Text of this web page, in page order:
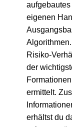
eigenen
Risiko-
der
ermittelt.
erhältst du